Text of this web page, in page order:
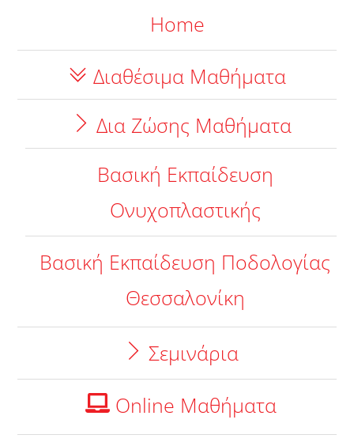
Home
Διαθέσιμα Μαθήματα
Δια Ζώσης Μαθήματα
Βασική Εκπαίδευση
Ονυχοπλαστικής
Βασική Εκπαίδευση Ποδολογίας
Θεσσαλονίκη
Σεμινάρια
Online Μαθήματα